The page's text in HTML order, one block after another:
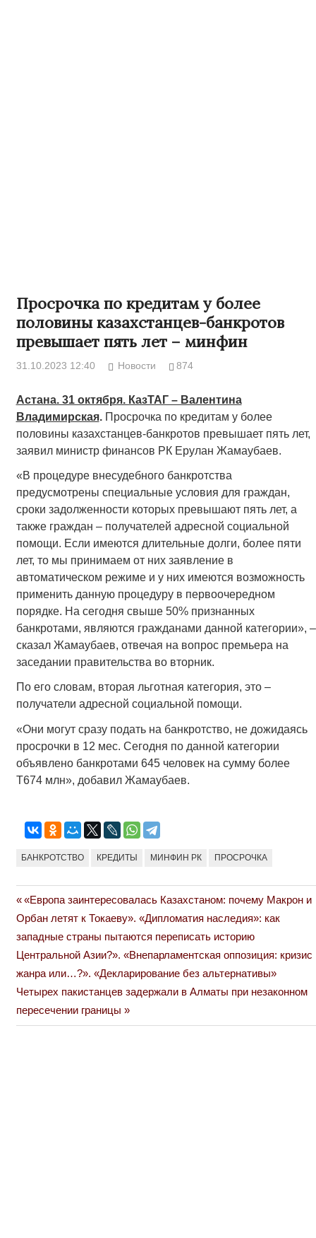
Просрочка по кредитам у более
половины казахстанцев-банкротов
превышает пять лет – минфин
31.10.2023 12:40 Новости 874
Астана. 31 октября. КазТАГ – Валентина
Владимирская.Просрочка по кредитам у более
половины казахстанцев-банкротов превышает пять лет,
заявил министр финансов РК Ерулан Жамаубаев.
«В процедуре внесудебного банкротства
предусмотрены специальные условия для граждан,
сроки задолженности которых превышают пять лет, а
также граждан – получателей адресной социальной
помощи. Если имеются длительные долги, более пяти
лет, то мы принимаем от них заявление в
автоматическом режиме и у них имеются возможность
применить данную процедуру в первоочередном
порядке. На сегодня свыше 50% признанных
банкротами, являются гражданами данной категории», –
сказал Жамаубаев, отвечая на вопрос премьера на
заседании правительства во вторник.
По его словам, вторая льготная категория, это –
получатели адресной социальной помощи.
«Они могут сразу подать на банкротство, не дожидаясь
просрочки в 12 мес. Сегодня по данной категории
объявлено банкротами 645 человек на сумму более
Т674 млн», добавил Жамаубаев.
БАНКРОТСТВО КРЕДИТЫ МИНФИН РК ПРОСРОЧКА
Навигация
по
записям
Previous
Post:
«Европа заинтересовалась Казахстаном: почему Макрон и
Орбан летят к Токаеву». «Дипломатия наследия»: как
западные страны пытаются переписать историю
Центральной Азии?». «Внепарламентская оппозиция: кризис
жанра или…?». «Декларирование без альтернативы»
Next
Post:
Четырех пакистанцев задержали в Алматы при незаконном
пересечении границы